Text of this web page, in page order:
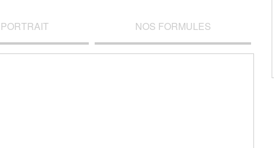
PORTRAIT NOS FORMULES